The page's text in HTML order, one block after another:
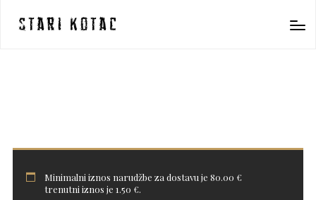
Stari Kotac
Minimalni iznos narudžbe za dostavu je80.00 €
trenutni iznos je1.50 €.